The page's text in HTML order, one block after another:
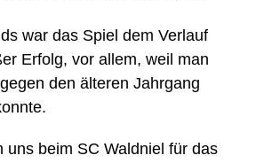
war das Spiel dem Verlauf
Erfolg, vor allem, weil man
den älteren Jahrgang
uns beim SC Waldniel für das